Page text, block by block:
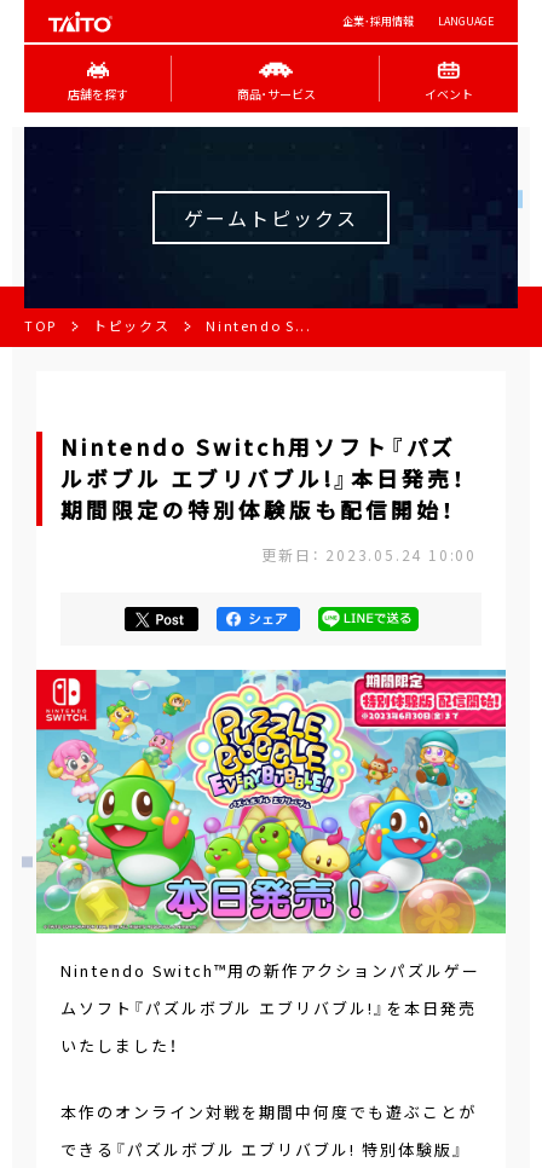
企業･採用情報 LANGUAGE
店舗を探す 商品･サービス イベント
ゲームトピックス
TOP トピックス Nintendo S...
Nintendo Switch用ソフト『パズ
ルボブル エブリバブル!』本日発売！
期間限定の特別体験版も配信開始！
更新日： 2023.05.24 10:00
Nintendo Switch™用の新作アクションパズルゲー
ムソフト『パズルボブル エブリバブル!』を本日発売
いたしました！
本作のオンライン対戦を期間中何度でも遊ぶことが
できる『パズルボブル エブリバブル! 特別体験版』